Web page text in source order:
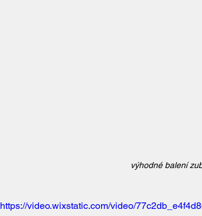
výhodné balení
https://video.wixstatic.com/video/